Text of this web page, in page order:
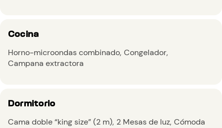
Cocina
Horno-microondas combinado Congelador
Campana extractora
Dormitorio
Cama doble “king size” (2 m) 2 Mesas de luz Cómoda